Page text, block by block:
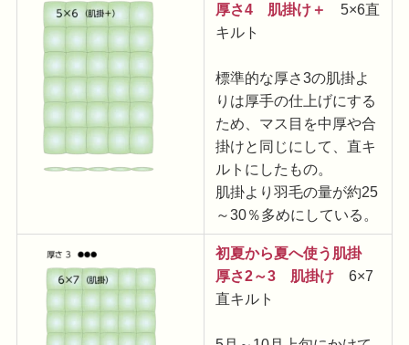
厚さ4 肌掛け＋
5×6直
キルト
標準的な厚さ3の肌掛よ
りは厚手の仕上げにする
ため、マス目を中厚や合
掛けと同じにして、直キ
ルトにしたもの。
肌掛より羽毛の量が約25
～30％多めにしている。
初夏から夏へ使う肌掛
厚さ2～3 肌掛け 6×7
直キルト